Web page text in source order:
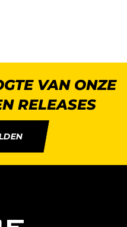
VAN ONZE
RELEASES